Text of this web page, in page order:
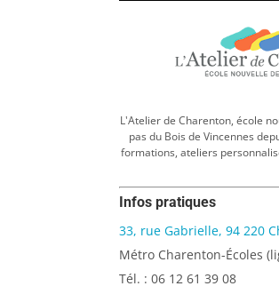
L'Atelier de Charenton, école
pas du Bois de Vincennes
formations, ateliers
Infos pratiques
33, rue Gabrielle, 94 220
Métro Charenton-Écoles
Tél. : 06 12 61 39 08